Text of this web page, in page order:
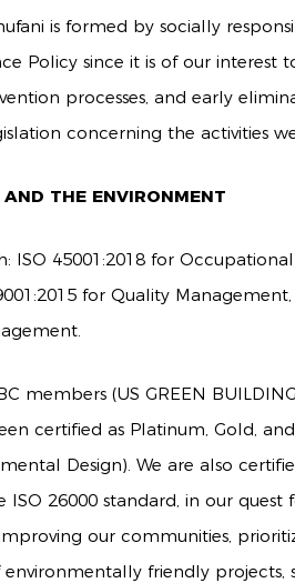
is formed by socially
Policy since it is of our
processes, and early
concerning the activities
THE ENVIRONMENT
ISO 45001:2018 for
for Quality
members (US GREEN
certified as Platinum, Gold,
Design). We are also
26000 standard, in our quest
our communities,
friendly